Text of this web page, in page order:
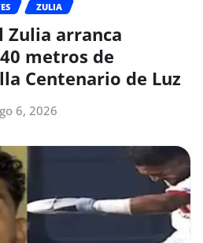
ZULIA
Zulia arranca
metros de
Centenario de Luz
6, 2026